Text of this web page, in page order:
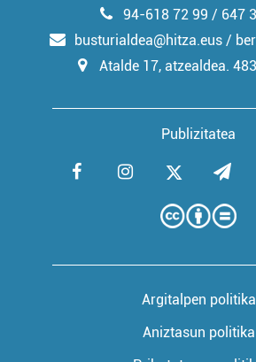
Publizitatea
94-618 72 99 / 647
busturialdea@hitza.eus /
Atalde 17, atzealdea.
Argitalpen politika
Aniztasun politika